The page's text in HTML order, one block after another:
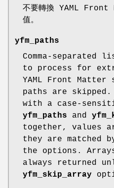
不要轉換 YAML Front
值。
yfm_paths
Comma-separated
to process for
YAML Front
paths are skipped.
with a case-
yfm_paths and
together, values
they are matched
the options.
always returned
yfm_skip_array